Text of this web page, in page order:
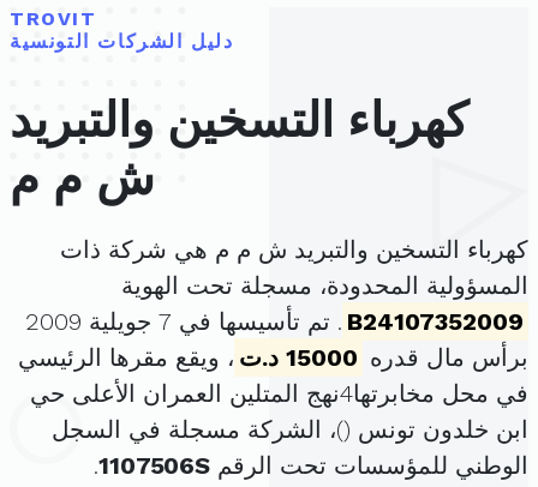
TROVIT
دليل الشركات التونسية
كهرباء التسخين والتبريد
ش م م
كهرباء التسخين والتبريد ش م م هي شركة ذات
المسؤولية المحدودة، مسجلة تحت الهوية
B24107352009
. تم تأسيسها في 7 جويلية 2009
برأس مال قدره 15000 د.ت
، ويقع مقرها الرئيسي
في محل مخابرتها4نهج المتلين العمران الأعلى حي
ابن خلدون تونس ()، الشركة مسجلة في السجل
الوطني للمؤسسات تحت الرقم 1107506S
.